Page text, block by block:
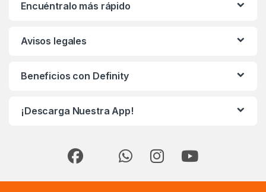
Encuéntralo más rápido
Avisos legales
Beneficios con Definity
¡Descarga Nuestra App!